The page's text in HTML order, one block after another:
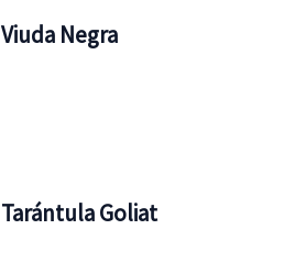
Viuda Negra
Tarántula Goliat